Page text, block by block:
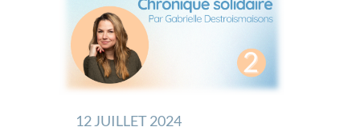
12 JUILLET 2024